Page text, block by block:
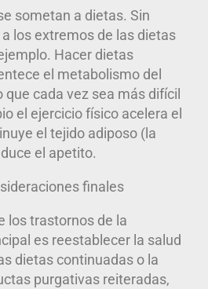
sometan a dietas. Sin
los extremos de las dietas
Hacer dietas
el metabolismo del
que cada vez sea más difícil
el ejercicio físico acelera el
el tejido adiposo (la
el apetito.
finales
los trastornos de la
es reestablecer la salud
dietas continuadas o la
purgativas reiteradas,